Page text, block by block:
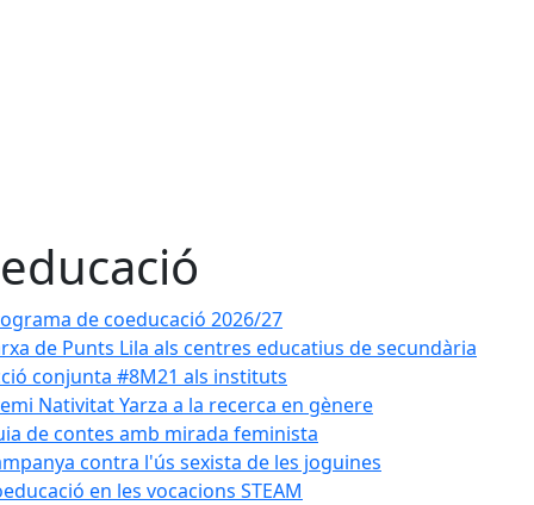
de coeducació 2026/27
de Punts Lila als centres educatius de secundària
conjunta #8M21 als instituts
Nativitat Yarza a la recerca en gènere
de contes amb mirada feminista
contra l'ús sexista de les joguines
en les vocacions STEAM